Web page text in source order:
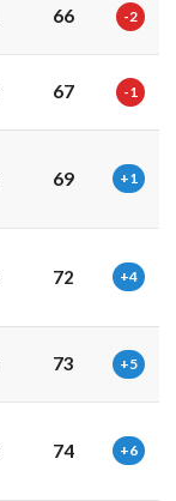
66 -2
67 -1
69 +1
72 +4
73 +5
74 +6